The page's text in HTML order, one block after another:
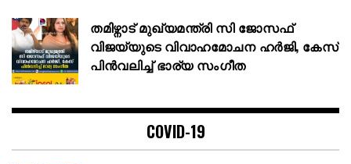
തമിഴ്നാട് മുഖ്യമന്ത്രി സി ജോസഫ്
വിജയ്‌യുടെ വിവാഹമോചന ഹർജി, കേസ്
പിൻവലിച്ച് ഭാര്യ സംഗീത
COVID-19